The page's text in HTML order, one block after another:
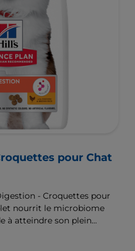
pour Chat
- Croquettes pour
nourrit le microbiome
à atteindre son plein